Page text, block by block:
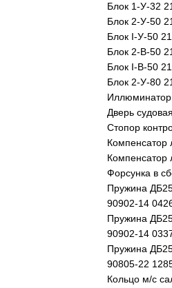
Блок 1-У-32
Блок 2-У-50
Блок I-У-50
Блок 2-В-50
Блок I-В-50
Блок 2-У-80
Дверь
Стопор
Компенсатор
Компенсатор
Форсунка в
Пружина
90902-14
Пружина
90902-14
Пружина
90805-22
Кольцо м/с